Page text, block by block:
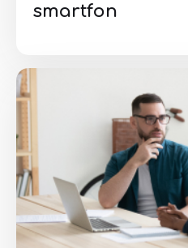
smartfon